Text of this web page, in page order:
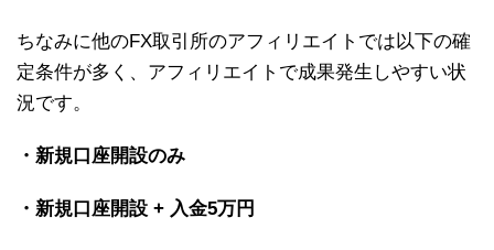
ちなみに他のFX取引所のアフィリエイトでは以下の確
定条件が多く、アフィリエイトで成果発生しやすい状
況です。
・新規口座開設のみ
・新規口座開設 + 入金5万円